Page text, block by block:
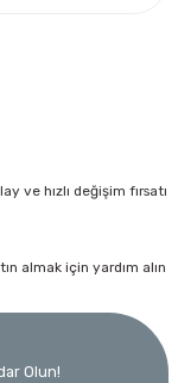
ve hızlı değişim fırsatı
almak için yardım alın
Olun!